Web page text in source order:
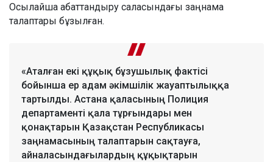
Осылайша абаттандыру саласындағы заңнама
талаптары бұзылған.
«Аталған екі құқық бұзушылық фактісі
бойынша ер адам әкімшілік жауаптылыққа
тартылды. Астана қаласының Полиция
департаменті қала тұрғындары мен
қонақтарын Қазақстан Республикасы
заңнамасының талаптарын сақтауға,
айналасындағылардың құқықтарын